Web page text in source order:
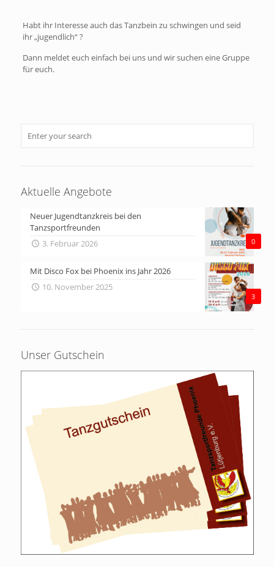
Habt ihr Interesse auch das Tanzbein zu schwingen und seid
ihr „jugendlich“ ?
Dann meldet euch einfach bei uns und wir suchen eine Gruppe
für euch.
Aktuelle Angebote
0
Neuer Jugendtanzkreis bei den
Tanzsportfreunden
3. Februar 2026
3
Mit Disco Fox bei Phoenix ins Jahr 2026
10. November 2025
Unser Gutschein